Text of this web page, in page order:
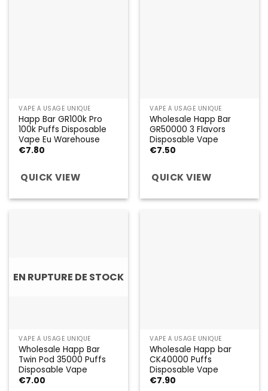
VAPE À USAGE UNIQUE
Happ Bar GR100k Pro
100k Puffs Disposable
Vape Eu Warehouse
€7.80
QUICK VIEW
VAPE À USAGE UNIQUE
Wholesale Happ Bar
GR50000 3 Flavors
Disposable Vape
€7.50
QUICK VIEW
EN RUPTURE DE STOCK
VAPE À USAGE UNIQUE
Wholesale Happ Bar
Twin Pod 35000 Puffs
Disposable Vape
€7.00
VAPE À USAGE UNIQUE
Wholesale Happ bar
CK40000 Puffs
Disposable Vape
€7.90